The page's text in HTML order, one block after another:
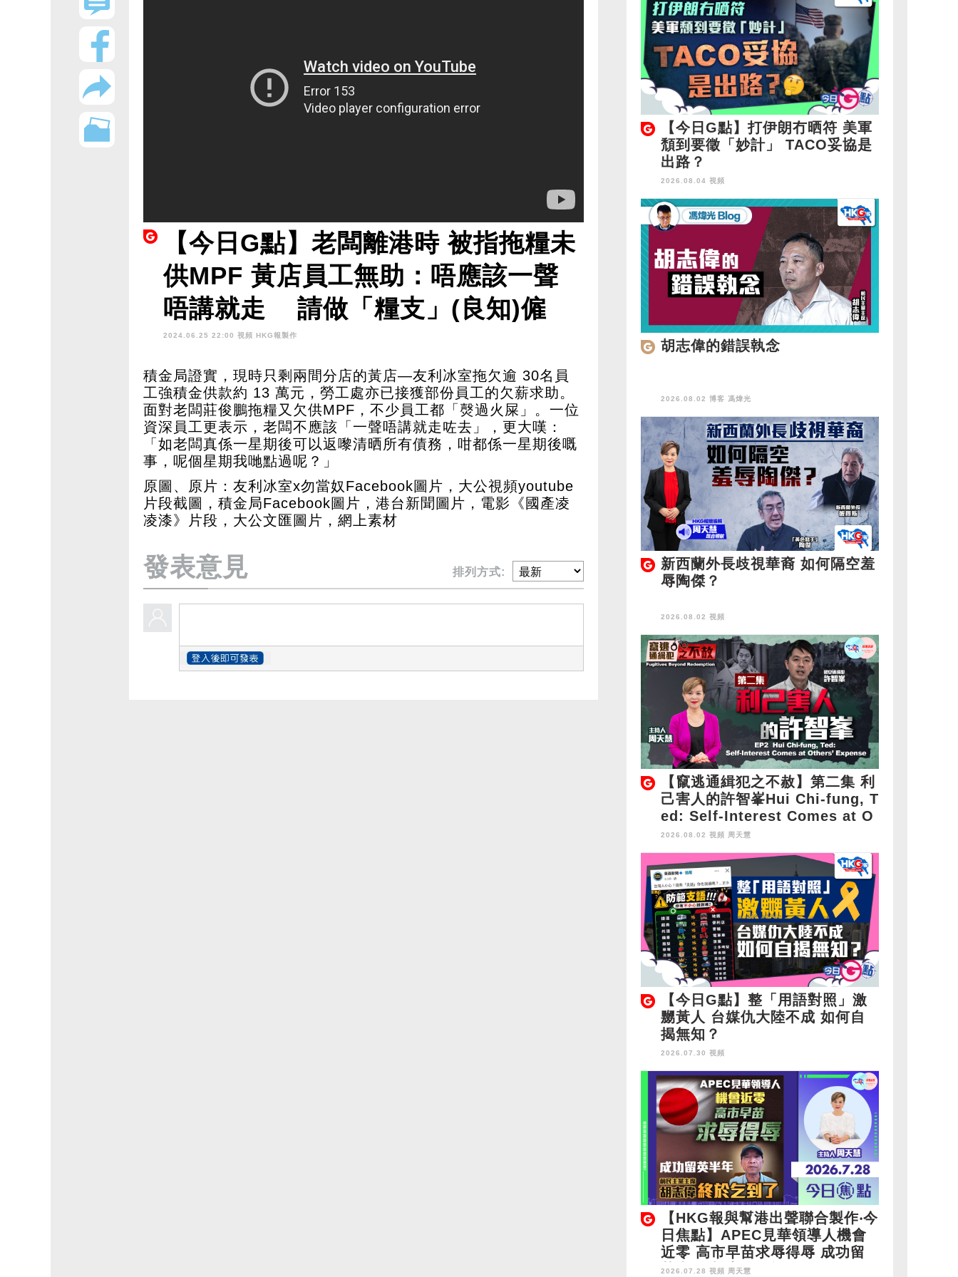
【今日G點】老闆離港時 被指拖糧未
供MPF 黃店員工無助：唔應該一聲
唔講就走 請做「糧支」(良知)僱
主！
2024.06.25 22:00 視頻 HKG報製作
積金局證實，現時只剩兩間分店的黃店—友利冰室拖欠逾 30名員
工強積金供款約 13 萬元，勞工處亦已接獲部份員工的欠薪求助。
面對老闆莊俊鵬拖糧又欠供MPF，不少員工都「㷫過火屎」。一位
資深員工更表示，老闆不應該「一聲唔講就走咗去」，更大嘆：
「如老闆真係一星期後可以返嚟清晒所有債務，咁都係一星期後嘅
事，呢個星期我哋點過呢？」
原圖、原片：友利冰室x勿當奴Facebook圖片，大公視頻youtube
片段截圖，積金局Facebook圖片，港台新聞圖片，電影《國產凌
凌漆》片段，大公文匯圖片，網上素材
發表意見 排列方式:
【今日G點】打伊朗冇晒符 美軍
頹到要徵「妙計」 TACO妥協是
出路？
2026.08.04 視頻
胡志偉的錯誤執念
2026.08.02 博客 馮煒光
新西蘭外長歧視華裔 如何隔空羞
辱陶傑？
2026.08.02 視頻
【竄逃通緝犯之不赦】第二集 利
己害人的許智峯Hui Chi-fung, T
ed: Self-Interest Comes at O
thers' Expense
2026.08.02 視頻 周天慧
【今日G點】整「用語對照」激
嬲黃人 台媒仇大陸不成 如何自
揭無知？
2026.07.30 視頻
【HKG報與幫港出聲聯合製作‧今
日焦點】APEC見華領導人機會
近零 高市早苗求辱得辱 成功留
英半年 胡志偉終於乞到了
2026.07.28 視頻 周天慧